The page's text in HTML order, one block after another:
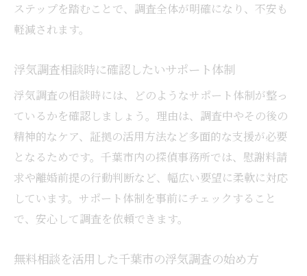
ステップを踏むことで、調査全体が明確になり、不安も
軽減されます。
浮気調査相談時に確認したいサポート体制
浮気調査の相談時には、どのようなサポート体制が整っ
ているかを確認しましょう。理由は、調査中やその後の
精神的なケア、証拠の活用方法など多面的な支援が必要
となるためです。千葉市内の探偵事務所では、慰謝料請
求や離婚前提の行動判断など、幅広い要望に柔軟に対応
しています。サポート体制を事前にチェックすること
で、安心して調査を依頼できます。
無料相談を活用した千葉市の浮気調査の始め方